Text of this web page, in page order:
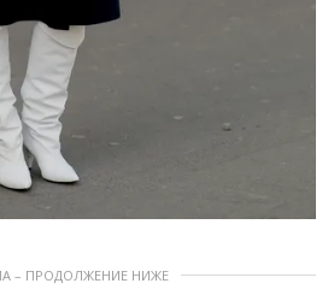
– ПРОДОЛЖЕНИЕ НИЖЕ